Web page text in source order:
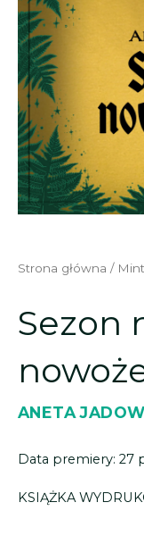
Strona główna /
Sezon
ANETA
Data premiery: 27
KSIĄŻKA